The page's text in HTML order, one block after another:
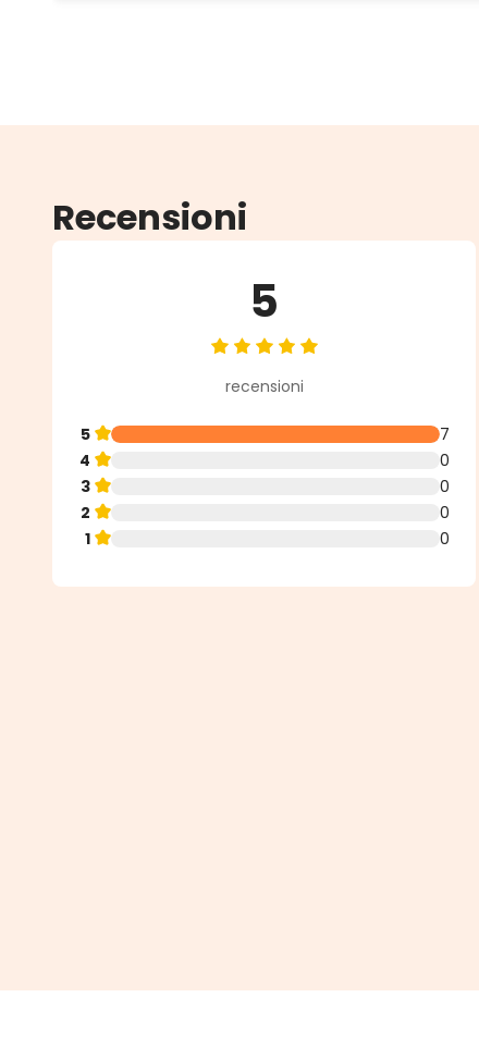
Recensioni
5
Valutazione media di 5 su 5 stelle
recensioni
5
7
4
0
3
0
2
0
1
0